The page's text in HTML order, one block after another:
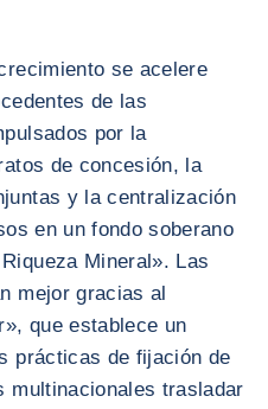
se acelere
de las
por la
de concesión, la
y la centralización
en un fondo soberano
Mineral». Las
mejor gracias al
que establece un
prácticas de fijación de
multinacionales trasladar